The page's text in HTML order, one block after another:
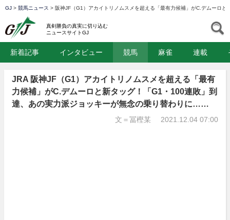
GJ > 競馬ニュース > 阪神JF（G1）アカイトリノムスメを超える「最有力候補」がC.デムーロ
真剣勝負の真実に切り込む
ニュースサイトGJ
新着記事 インタビュー 競馬 麻雀 連載
JRA 阪神JF（G1）アカイトリノムスメを超える「最有
力候補」がC.デムーロと新タッグ！「G1・100連敗」到
達、あの実力派ジョッキーが無念の乗り替わりに……
文＝冨樫某 2021.12.04 07:00